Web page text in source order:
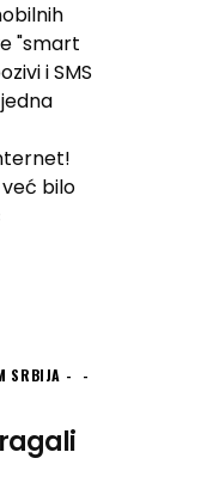
"smart
i SMS
bilo
SRBIJA -